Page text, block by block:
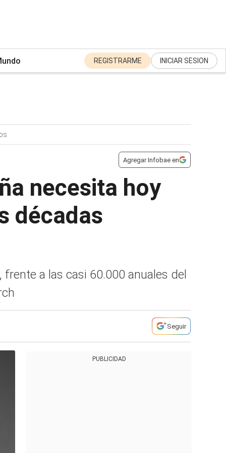
REGISTRARME INICIAR SESION
Agregar Infobae en
necesita hoy
décadas
a las casi 60.000 anuales del
Seguir
PUBLICIDAD